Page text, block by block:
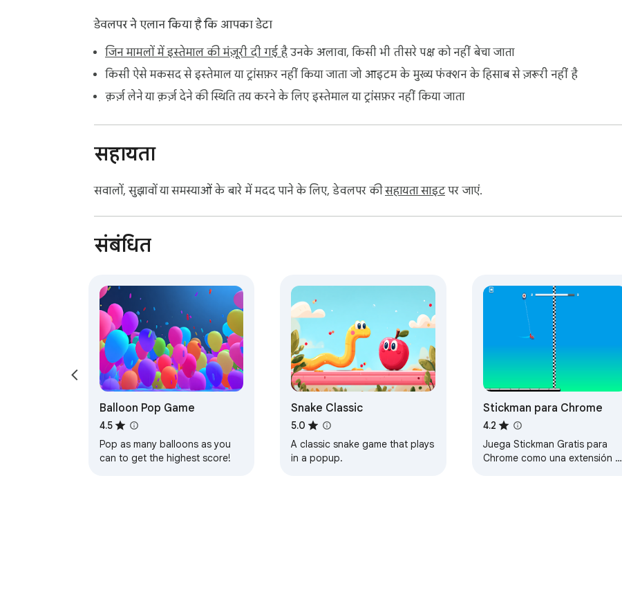
डेवलपर ने एलान किया है कि आपका डेटा
जिन मामलों में इस्तेमाल की मंज़ूरी दी गई हैउनके अलावा, किसी भी तीसरे पक्ष को नहीं बेचा जाता
किसी ऐसे मकसद से इस्तेमाल या ट्रांसफ़र नहीं किया जाता जो आइटम के मुख्य फंक्शन के हिसाब से ज़रूरी नहीं है
क़र्ज़ लेने या क़र्ज़ देने की स्थिति तय करने के लिए इस्तेमाल या ट्रांसफ़र नहीं किया जाता
सहायता
सवालों, सुझावों या समस्याओं के बारे में मदद पाने के लिए, डेवलपर कीसहायता साइटपर जाएं.
संबंधित
Balloon Pop Game
4.5
Pop as many balloons as you
can to get the highest score!
Snake Classic
5.0
A classic snake game that plays
in a popup.
Stickman para Chrome
4.2
Juega Stickman Gratis para
Chrome como una extensión de